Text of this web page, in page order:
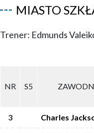
MIASTO
Trener: Edmunds
NR S5
3 Charles
NR S5
3 Charles